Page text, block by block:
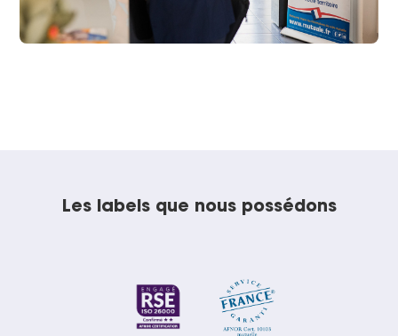
Les labels que nous possédons